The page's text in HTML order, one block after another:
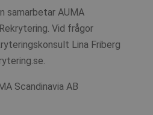
samarbetar AUMA
Vid frågor
Lina Friberg
Scandinavia AB